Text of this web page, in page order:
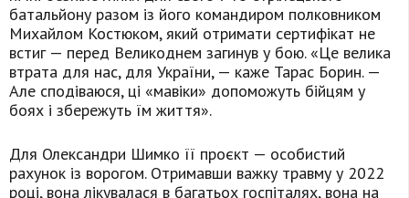
батальйону разом із його командиром полковником
Михайлом Костюком, який отримати сертифікат не
встиг — перед Великоднем загинув у бою. «Це велика
втрата для нас, для України, — каже Тарас Борин. —
Але сподіваюся, ці «мавіки» допоможуть бійцям у
боях і збережуть їм життя».
Для Олександри Шимко її проєкт — особистий
рахунок із ворогом. Отримавши важку травму у 2022
році, вона лікувалася в багатьох госпіталях, вона на